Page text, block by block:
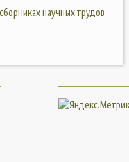
научных трудов